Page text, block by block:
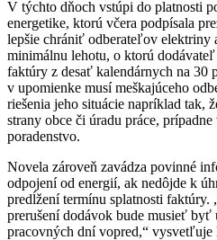
V týchto dňoch vstúpi do platnosti
energetike, ktorú včera podpísala
lepšie chrániť odberateľov elektriny
minimálnu lehotu, o ktorú
faktúry z desať kalendárnych na 30
v upomienke musí meškajúceho
riešenia jeho situácie napríklad tak,
strany obce či úradu práce,
poradenstvo.
Novela zároveň zavádza povinné
odpojení od energií, ak nedôjde k
predĺžení termínu splatnosti
prerušení dodávok bude musieť byť
pracovných dní vopred,“ vysvetľuje